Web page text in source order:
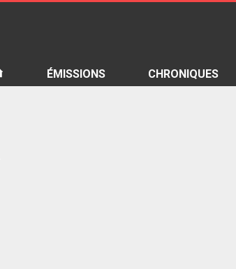
ÉMISSIONS CHRONIQUES